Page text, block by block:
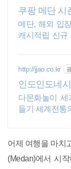
쿠팡 메단 시
메단, 해외 입
캐시적립 신규
http://jjao.co.kr
인도인도네
다문화놀이 세
들기 세계전통
어제 여행을 마치
(Medan)에서 시
호주